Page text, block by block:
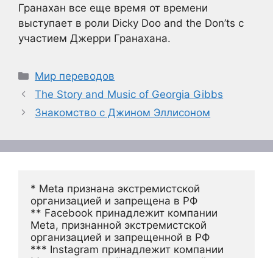
Гранахан все еще время от времени
выступает в роли Dicky Doo and the Don’ts с
участием Джерри Гранахана.
Рубрики
Мир переводов
The Story and Music of Georgia Gibbs
Знакомство с Джином Эллисоном
* Meta признана экстремистской
организацией и запрещена в РФ
** Facebook принадлежит компании
Meta, признанной экстремистской
организацией и запрещенной в РФ
*** Instagram принадлежит компании